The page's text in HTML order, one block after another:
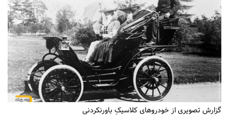
گزارش تصویری از خودروهای کلاسیکِ باورنکردنی